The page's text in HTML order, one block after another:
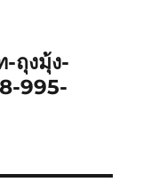
-ถุงมุ้ง-
995-